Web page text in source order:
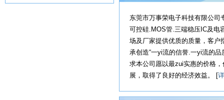
东莞市万事荣电子科技有限公
可控硅.MOS管.三端稳压IC及电
场及厂家提供优质的质量，客户
承创造“一yi流的信誉.一yi流的
求本公司愿以最zui实惠的价格
展，取得了良好的经济效益。 [